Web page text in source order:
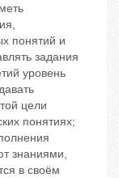
понятий и
задания
уровень
цели
понятиях;
знаниями,
в своём